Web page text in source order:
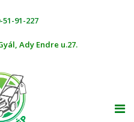
51-91-227
Ady Endre u.27.